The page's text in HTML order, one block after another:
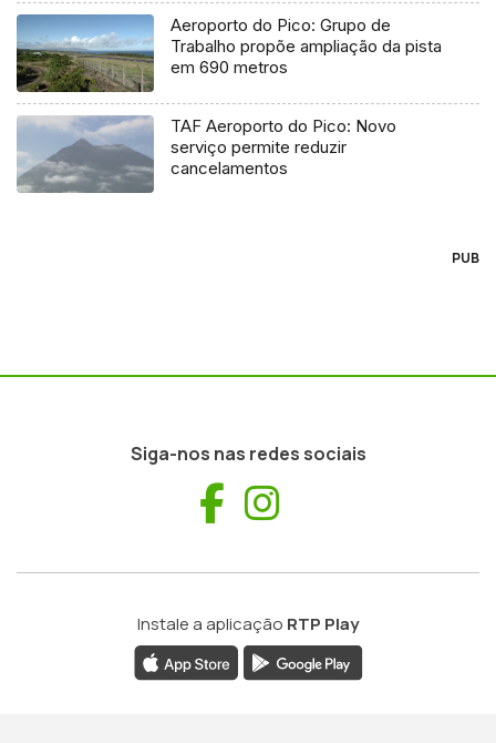
Aeroporto do Pico: Grupo de
Trabalho propõe ampliação da pista
em 690 metros
TAF Aeroporto do Pico: Novo
serviço permite reduzir
cancelamentos
PUB
Siga-nos nas redes sociais
Facebook
Instale a aplicação RTP Play